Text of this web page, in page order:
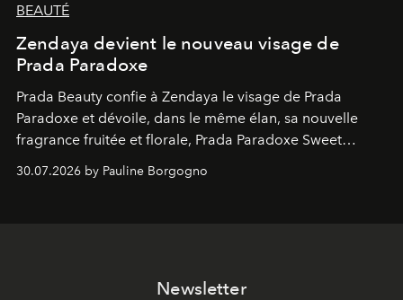
BEAUTÉ
Zendaya devient le nouveau visage de
Prada Paradoxe
Prada Beauty confie à Zendaya le visage de Prada
Paradoxe et dévoile, dans le même élan, sa nouvelle
fragrance fruitée et florale, Prada Paradoxe Sweet
30.07.2026 by Pauline Borgogno
Newsletter